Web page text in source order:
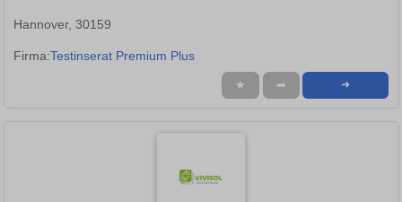
Hannover, 30159
Firma:Testinserat Premium Plus
★ ➦ ➜